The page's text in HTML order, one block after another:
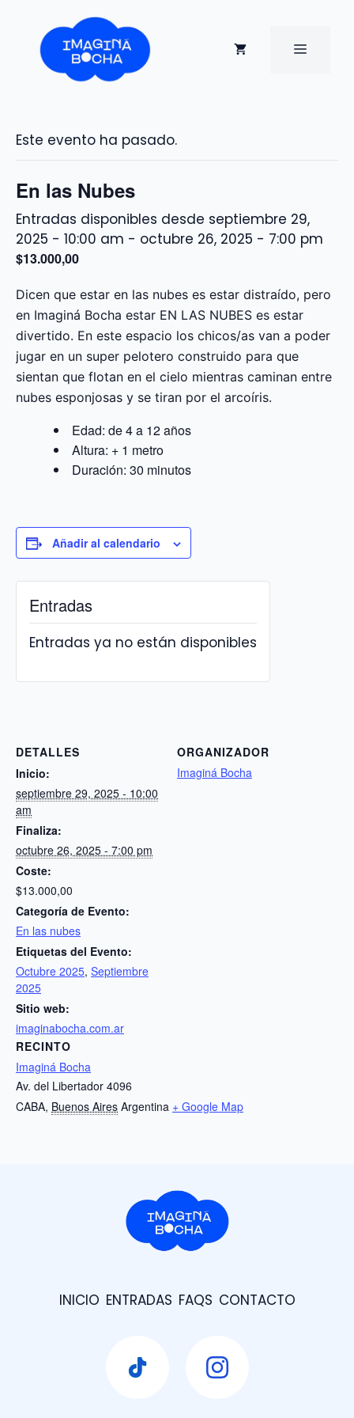
contenido
MENÚ
Este evento ha pasado.
En las Nubes
septiembre 29,
2025 - 10:00 am - octubre 26, 2025 - 7:00 pm
$13.000,00
Dicen que estar en las nubes es estar distraído, pero
en Imaginá Bocha estar EN LAS NUBES es estar
divertido. En este espacio los chicos/as van a poder
jugar en un super pelotero construido para que
sientan que flotan en el cielo mientras caminan entre
nubes esponjosas y se tiran por el arcoíris.
Edad: de 4 a 12 años
Altura: + 1 metro
Duración: 30 minutos
Añadir al calendario
DETALLES
Inicio:
septiembre 29, 2025 - 10:00
am
Finaliza:
octubre 26, 2025 - 7:00 pm
Coste:
$13.000,00
Categoría de Evento:
En las nubes
Etiquetas del Evento:
Octubre 2025, Septiembre
2025
Sitio web:
imaginabocha.com.ar
RECINTO
Imaginá Bocha
Av. del Libertador 4096
CABA, Buenos Aires Argentina + Google Map
ORGANIZADOR
Imaginá Bocha
Entradas
Entradas ya no están disponibles
INICIO ENTRADAS FAQS CONTACTO